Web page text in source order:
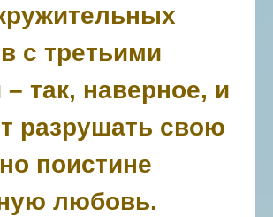
с третьими
так, наверное, и
разрушать свою
поистине
любовь.